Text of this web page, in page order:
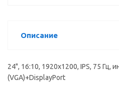
Описание
24", 16:10, 1920x1200, IPS, 75 Гц,
(VGA)+DisplayPort